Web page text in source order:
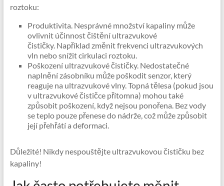
roztoku:
Produktivita. Nesprávné množství kapaliny může
ovlivnit účinnost čištění ultrazvukové
čističky. Například změnit frekvenci ultrazvukových
vln nebo snížit cirkulaci roztoku.
Poškození ultrazvukové čističky. Nedostatečné
naplnění zásobníku může poškodit senzor, který
reaguje na ultrazvukové vlny. Topná tělesa (pokud jsou
v ultrazvukové čističce přítomna) mohou také
způsobit poškození, když nejsou ponořena. Bez vody
se teplo pouze přenese do nádrže, což může způsobit
její přehřátí a deformaci.
Důležité! Nikdy nespouštějte ultrazvukovou čističku bez
kapaliny!